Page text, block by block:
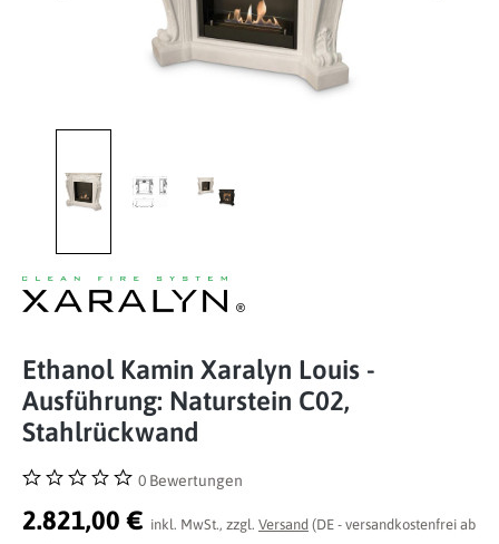
Ethanol Kamin Xaralyn Louis -
Ausführung: Naturstein C02,
Stahlrückwand
Durchschnittliche Bewertung von 0 von 5 Sternen
0 Bewertungen
2.821,00 € inkl. MwSt., zzgl. Versand (DE - versandkostenfrei ab